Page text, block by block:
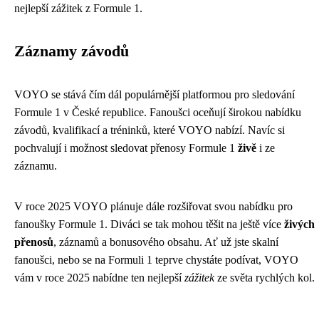
nejlepší zážitek z Formule 1.
Záznamy závodů
VOYO se stává čím dál populárnější platformou pro sledování
Formule 1 v České republice. Fanoušci oceňují širokou nabídku
závodů, kvalifikací a tréninků, které VOYO nabízí. Navíc si
pochvalují i možnost sledovat přenosy Formule 1 živě i ze
záznamu.
V roce 2025 VOYO plánuje dále rozšiřovat svou nabídku pro
fanoušky Formule 1. Diváci se tak mohou těšit na ještě více živých
přenosů, záznamů a bonusového obsahu. Ať už jste skalní
fanoušci, nebo se na Formuli 1 teprve chystáte podívat, VOYO
vám v roce 2025 nabídne ten nejlepšízážitekze světa rychlých kol.